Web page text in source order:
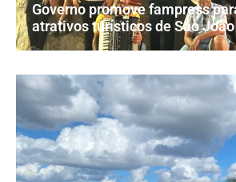
Governo promove fampress
atrativos turísticos de São